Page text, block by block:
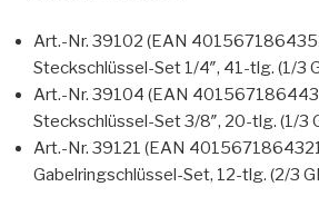
Art.-Nr. 39102 (EAN
Steckschlüssel-Set 1/4″, 41-tlg. (1/3
Art.-Nr. 39104 (EAN
Steckschlüssel-Set 3/8″, 20-tlg. (1/3
Art.-Nr. 39121 (EAN
Gabelringschlüssel-Set, 12-tlg. (2/3